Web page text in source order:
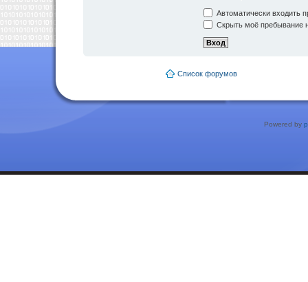
Автоматически входить
Скрыть моё пребывание
Список форумов
Powered by